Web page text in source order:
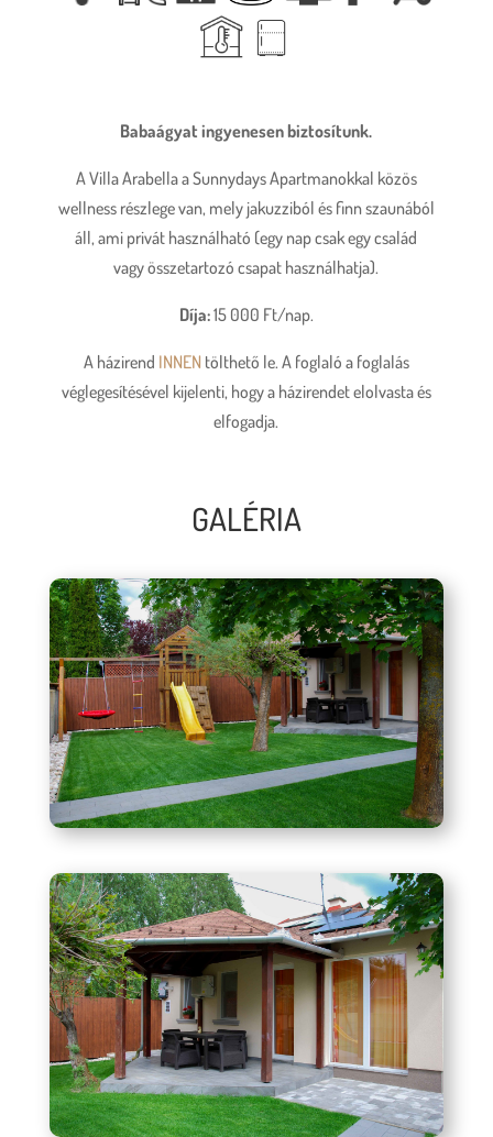
Babaágyat ingyenesen biztosítunk.
A Villa Arabella a Sunnydays Apartmanokkal közös
wellness részlege van, mely jakuzziból és finn szaunából
áll, ami privát használható (egy nap csak egy család
vagy összetartozó csapat használhatja).
Díja:15 000 Ft/nap.
A házirend INNENtölthető le. A foglaló a foglalás
véglegesítésével kijelenti, hogy a házirendet elolvasta és
elfogadja.
GALÉRIA